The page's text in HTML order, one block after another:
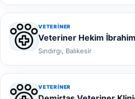
VETERINER
Veteriner Hekim
Sındırgı, Balıkesir
VETERINER